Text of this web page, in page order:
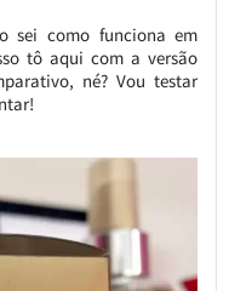
sei como funciona em
tô aqui com a versão
né? Vou testar